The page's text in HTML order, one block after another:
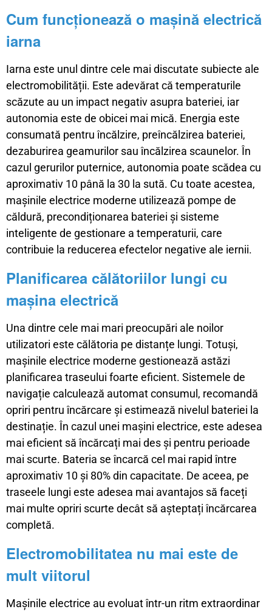
Cum funcționează o mașină electrică
iarna
Iarna este unul dintre cele mai discutate subiecte ale
electromobilității. Este adevărat că temperaturile
scăzute au un impact negativ asupra bateriei, iar
autonomia este de obicei mai mică. Energia este
consumată pentru încălzire, preîncălzirea bateriei,
dezaburirea geamurilor sau încălzirea scaunelor. În
cazul gerurilor puternice, autonomia poate scădea cu
aproximativ 10 până la 30 la sută. Cu toate acestea,
mașinile electrice moderne utilizează pompe de
căldură, precondiționarea bateriei și sisteme
inteligente de gestionare a temperaturii, care
contribuie la reducerea efectelor negative ale iernii.
Planificarea călătoriilor lungi cu
mașina electrică
Una dintre cele mai mari preocupări ale noilor
utilizatori este călătoria pe distanțe lungi. Totuși,
mașinile electrice moderne gestionează astăzi
planificarea traseului foarte eficient. Sistemele de
navigație calculează automat consumul, recomandă
opriri pentru încărcare și estimează nivelul bateriei la
destinație. În cazul unei mașini electrice, este adesea
mai eficient să încărcați mai des și pentru perioade
mai scurte. Bateria se încarcă cel mai rapid între
aproximativ 10 și 80% din capacitate. De aceea, pe
traseele lungi este adesea mai avantajos să faceți
mai multe opriri scurte decât să așteptați încărcarea
completă.
Electromobilitatea nu mai este de
mult viitorul
Mașinile electrice au evoluat într-un ritm extraordinar